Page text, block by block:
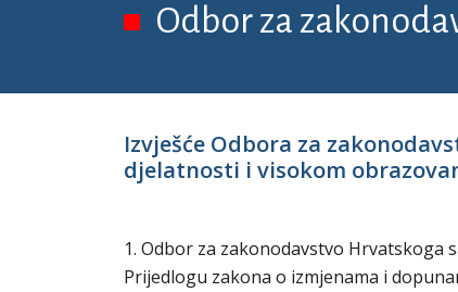
Odbor za
Izvješće Odbora za
djelatnosti i visokom
1. Odbor za zakonodavstvo Hrvatskoga
Prijedlogu zakona o izmjenama i